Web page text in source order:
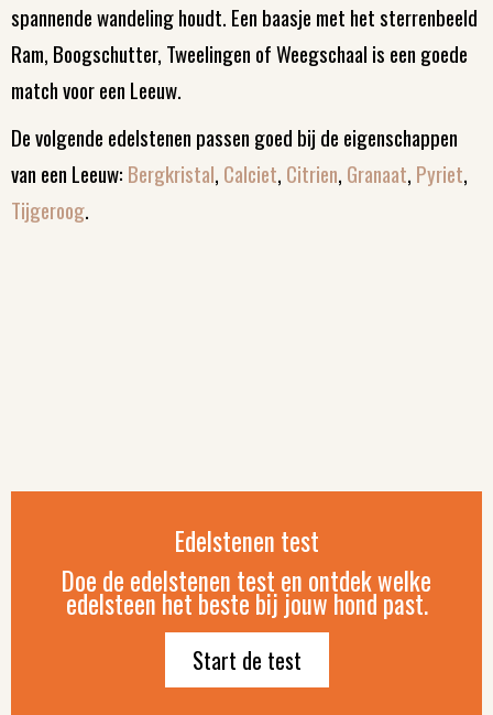
spannende wandeling houdt. Een baasje met het sterrenbeeld
Ram, Boogschutter, Tweelingen of Weegschaal is een goede
match voor een Leeuw.
De volgende edelstenen passen goed bij de eigenschappen
van een Leeuw: Bergkristal, Calciet, Citrien, Granaat, Pyriet,
Tijgeroog.
Edelstenen test
Doe de edelstenen test en ontdek welke
edelsteen het beste bij jouw hond past.
Start de test